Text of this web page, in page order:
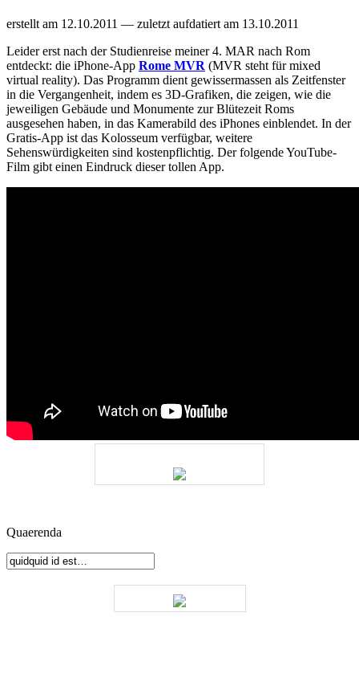
erstellt am 12.10.2011 — zuletzt aufdatiert am 13.10.2011
Leider erst nach der Studienreise meiner 4. MAR nach Rom
entdeckt: die iPhone-App Rome MVR (MVR steht für mixed
virtual reality). Das Programm dient gewissermassen als Zeitfenster
in die Vergangenheit, indem es 3D-Grafiken, die zeigen, wie die
jeweiligen Gebäude und Monumente zur Blütezeit Roms
ausgesehen haben, in das Kamerabild des iPhones einblendet. In der
Gratis-App ist das Kolosseum verfügbar, weitere
Sehenswürdigkeiten sind kostenpflichtig. Der folgende YouTube-
Film gibt einen Eindruck dieser tollen App.
Quaerenda